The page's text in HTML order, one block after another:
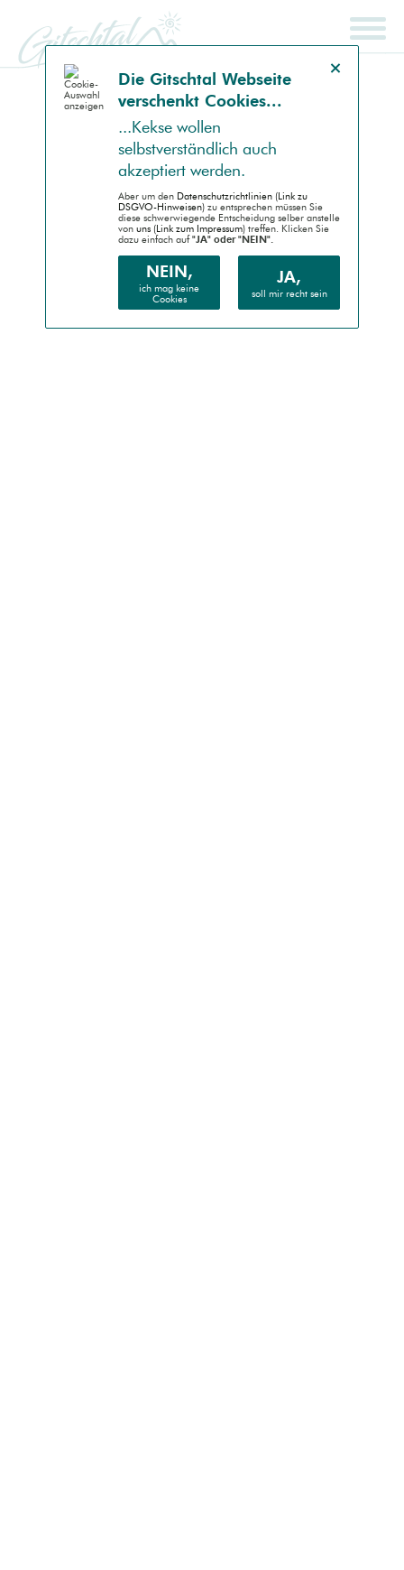
SCHNELLSUCHE
ENDGERÄT
Handheld (PDA)
Barrierefrei (AA)
Die Gitsch­tal Web­seite
ver­schenkt Coo­kies...
...Kek­se wollen
selbst­ver­ständlich auch
akzep­tiert werden.
Aber um den Daten­schutz­richtlinien (Link zu
DSGVO-Hinweisen) zu entsprechen müssen Sie
diese schwer­wiegende Entscheidung selber anstelle
von uns (Link zum Impressum) treffen. Klicken Sie
dazu einfach auf"JA" oder "NEIN".
NEIN,
ich mag keine
Cookies
JA,
soll mir recht sein